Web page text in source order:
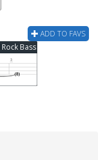
ADD TO FAVS
Bass Tab